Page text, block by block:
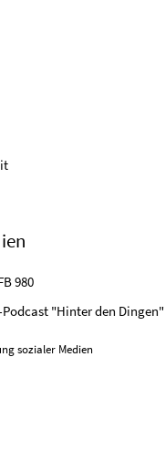
980
"Hinter den Dingen"
sozialer Medien